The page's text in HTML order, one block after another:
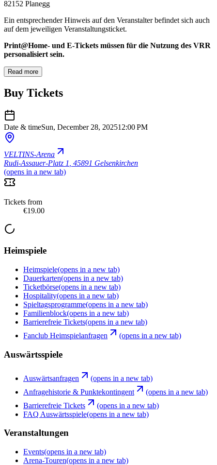
82152 Planegg
Ein entsprechender Hinweis auf den Veranstalter befindet sich auch
auf dem jeweiligen Veranstaltungsticket.
Print@Home- und E-Tickets müssen für die Nutzung des VRR
personalisiert sein.
Read more
Buy Tickets
Date & timeSun, December 28, 202512:00 PM
VELTINS-Arena
Rudi-Assauer-Platz 1 45891 Gelsenkirchen
(opens in a new tab)
Tickets from
€19.00
Heimspiele
Heimspiele(opens in a new tab)
Dauerkarten(opens in a new tab)
Ticketbörse(opens in a new tab)
Hospitality(opens in a new tab)
Spieltagsprogramme(opens in a new tab)
Familienblock(opens in a new tab)
Barrierefreie Tickets(opens in a new tab)
Fanclub Heimspielanfragen
(opens in a new tab)
Auswärtsspiele
Auswärtsanfragen
(opens in a new tab)
Anfragehistorie & Punktekontingent
(opens in a new tab)
Barrierefreie Tickets
(opens in a new tab)
FAQ Auswärtsspiele(opens in a new tab)
Veranstaltungen
Events(opens in a new tab)
Arena-Touren(opens in a new tab)